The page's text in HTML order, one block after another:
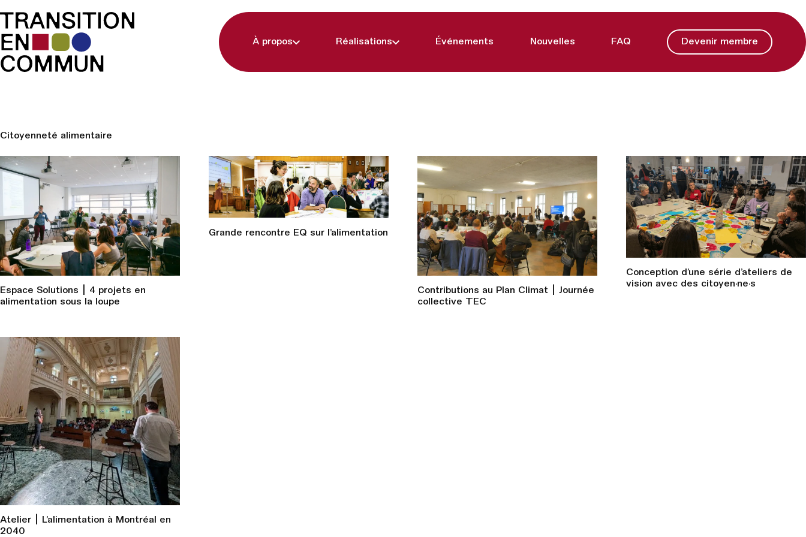
À propos Réalisations Événements Nouvelles FAQ Devenir membre
Citoyenneté alimentaire
Espace Solutions | 4 projets en
alimentation sous la loupe
Grande rencontre EQ sur l’alimentation
Contributions au Plan Climat | Journée
collective TEC
Conception d’une série d’ateliers de
vision avec des citoyen·ne·s
Atelier | L’alimentation à Montréal en
2040